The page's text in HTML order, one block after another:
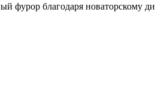
фурор благодаря новаторскому